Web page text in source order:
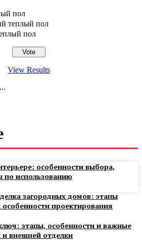
пол
теплый пол
пол
View Results
особенности выбора,
по использованию
загородных домов: этапы
проектирования
этапы, особенности и важные
внешней отделки